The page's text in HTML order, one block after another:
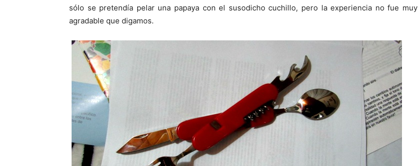
sólo se pretendía pelar una papaya con el susodicho cuchillo, pero la experiencia no fue muy
agradable que digamos.